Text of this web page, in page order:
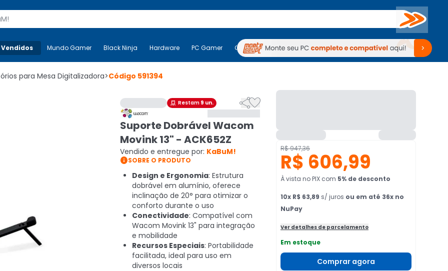
Buscar
Mais-v- Mundo Gamer Black Ninja Hardware PC Gamer Computadores Periféricos TV Venda no KaBuM!
Mundo Gamer Black Ninja Hardware PC Gamer Computadores Periféricos TV Venda no KaBuM!
para Mesa Digitalizadora>Código 591394
 Restam 9 un. 
Suporte Dobrável Wacom
Movink 13" - ACK652Z
Vendido e entregue por: KaBuM!
SOBRE O PRODUTO
Design e Ergonomia: Estrutura
dobrável em alumínio, oferece
inclinação de 20° para otimizar o
conforto durante o uso
Conectividade: Compatível com
Wacom Movink 13" para integração
e mobilidade
Recursos Especiais: Portabilidade
facilitada, ideal para uso em
diversos locais
R$ 947,36
R$ 606,99
À vista no PIX com 5% de desconto
10x R$ 63,89 s/ juros ou em até 36x no
NuPay
Ver detalhes de parcelamento
Em estoque
Comprar agora